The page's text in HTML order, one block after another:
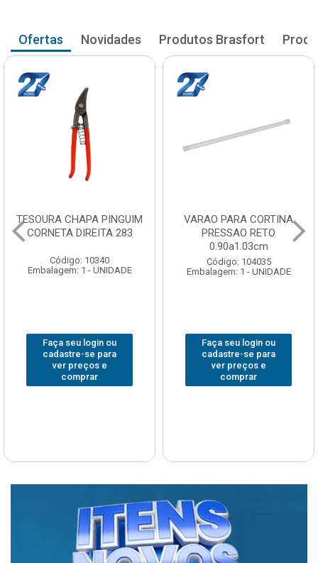
Ofertas Novidades Produtos Brasfort
VARAO PARA CORTINA
PRESSAO RETO
Código: 104035
Embalagem: 1 - UNIDADE
Faça seu login ou
cadastre-se para
ver preços e
comprar
VARAO PARA CORTINA
PRESSAO RETO
1.05a1.18cm
Código: 104043
Embalagem: 1 - UNIDADE
Faça seu login ou
cadastre-se para
ver preços e
comprar